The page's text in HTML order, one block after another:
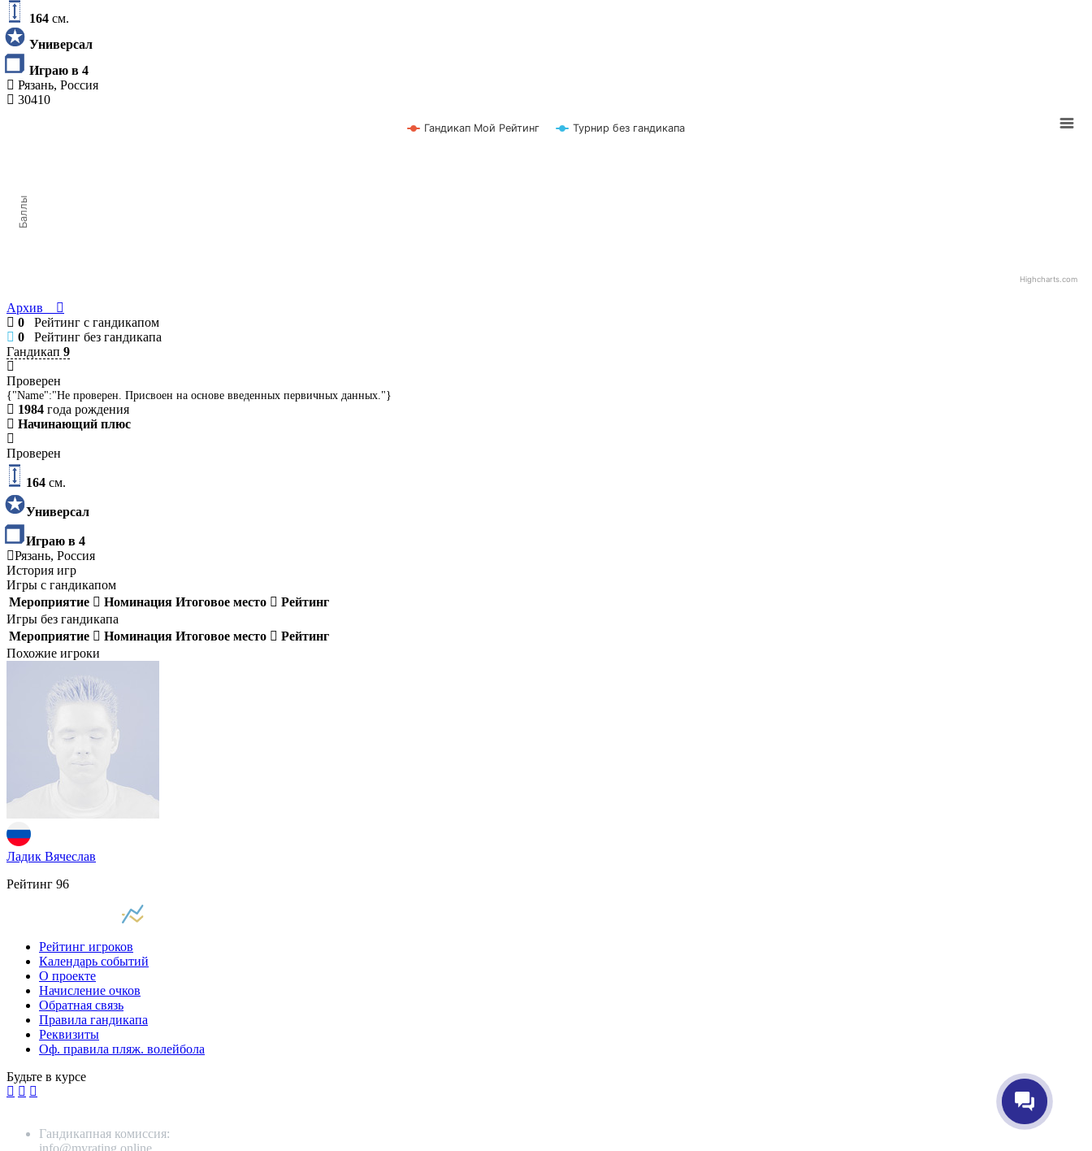
164 см.
Универсал
Играю в 4
Рязань, Россия
30410
Баллы
Гандикап Мой Рейтинг Турнир без гандикапа
Highcharts.com
Архив
0 Рейтинг с гандикапом
0 Рейтинг без гандикапа
Гандикап 9
Проверен
{"Name":"Не проверен. Присвоен на основе введенных первичных данных."}
1984 года рождения
Начинающий плюс
Проверен
164 см.
Универсал
Играю в 4
Рязань, Россия
История игр
Игры с гандикапом
Мероприятие
Номинация Итоговое место
Рейтинг
Игры без гандикапа
Мероприятие
Номинация Итоговое место
Рейтинг
Похожие игроки
Ладик Вячеслав
Рейтинг 96
Рейтинг игроков
Календарь событий
О проекте
Начисление очков
Обратная связь
Правила гандикапа
Реквизиты
Оф. правила пляж. волейбола
Будьте в курсе
Гандикапная комиссия:
info@myrating.online